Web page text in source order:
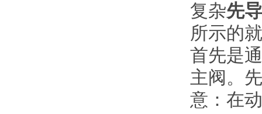
复杂先
所示的
首先是
主阀。
意：在